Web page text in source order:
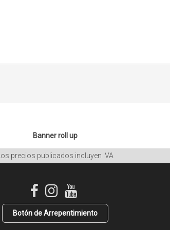
Banner roll up
Los precios publicados incluyen IVA
Botón de Arrepentimiento